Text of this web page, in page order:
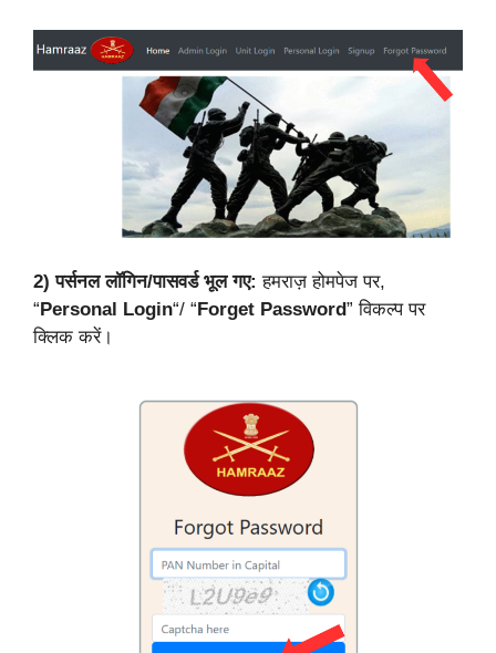
2) पर्सनल लॉगिन/पासवर्ड भूल गए: हमराज़ होमपेज पर,
“Personal Login“/ “Forget Password” विकल्प पर
क्लिक करें।